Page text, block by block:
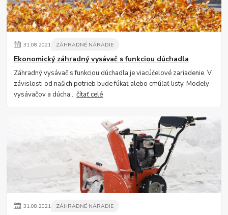
31.08.2021 ZÁHRADNÉ NÁRADIE
Ekonomický záhradný vysávač s funkciou dúchadla
Záhradný vysávač s funkciou dúchadla je viacúčelové zariadenie. V
závislosti od našich potrieb bude fúkať alebo cmúľať listy. Modely
vysávačov a dúcha...čítať celé
31.08.2021 ZÁHRADNÉ NÁRADIE